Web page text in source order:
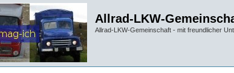
Allrad-LKW-
Allrad-LKW-Gemeinschaft - mit freundlicher